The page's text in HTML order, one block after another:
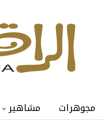
مجوهرات مشاهير